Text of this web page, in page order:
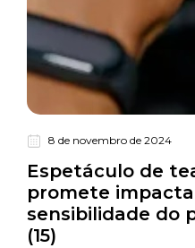
8 de novembro de 2024
Espetáculo de
promete
sensibilidade do
(15)